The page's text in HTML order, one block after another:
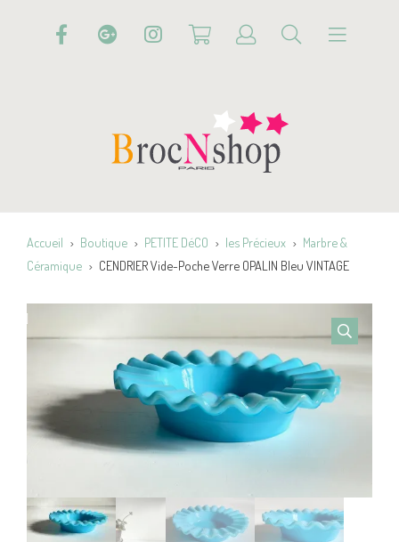
Accueil Boutique PETITE DéCO les Précieux
Marbre &
Céramique
CENDRIER Vide-Poche Verre OPALIN Bleu VINTAGE